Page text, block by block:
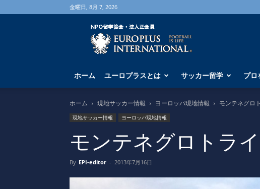
金曜日, 8月 7, 2026
海
外
サ
ー
学
な
ら
ユ
ー
ロ
プ
ラ
ホーム ユーロプラスとは サッカー留学 プロ
ホーム 現地サッカー情報 ヨーロッパ現地情報 モンテネグロ
現地サッカー情報 ヨーロッパ現地情報
モンテネグロトラ
By EPI-editor - 2013年7月16日